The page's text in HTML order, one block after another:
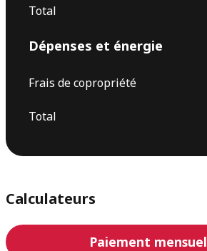
Total
Dépenses et énergie
Frais de copropriété
Total
Calculateurs
Paiement mensuel